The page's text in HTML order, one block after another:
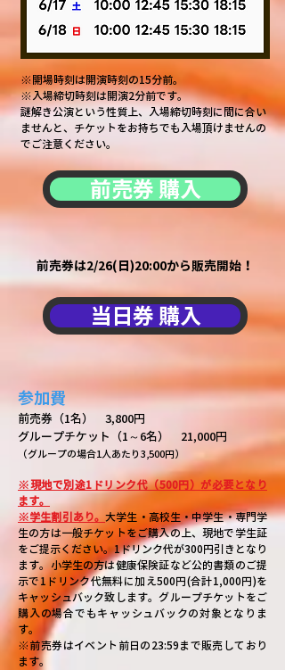
※開場時刻は開演時刻の15分前。
※入場締切時刻は開演2分前です。
謎解き公演という性質上、入場締切時刻に間に合い
ませんと、チケットをお持ちでも入場頂けませんの
でご注意ください。
前売券 購入
前売券は2/26(日)20:00から販売開始！
当日券 購入
参加費
前売券（1名） 3,800円
グループチケット（1～6名） 21,000円
​（グループの場合1人あたり3,500円）
※現地で別途1ドリンク代（500円）が必要となり
ます。
※学生割引あり。大学生・高校生・中学生・専門学
生の方は一般チケットをご購入の上、現地で学生証
をご提示ください。1ドリンク代が300円引きとなり
ます。小学生の方は健康保険証など公的書類のご提
示で1ドリンク代無料に加え500円(合計1,000円)を
キャッシュバック致します。グループチケットをご
購入の場合でもキャッシュバックの対象となりま
す。​
※前売券はイベント前日の23:59まで販売しており
ます。